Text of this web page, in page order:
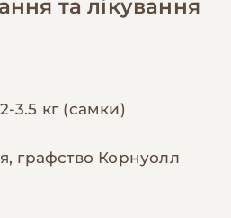
та лікування
3.5 кг (самки)
графство Корнуолл